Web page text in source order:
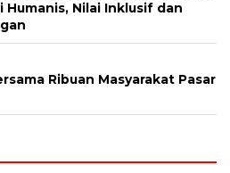
Nilai Inklusif dan
Ribuan Masyarakat Pasar